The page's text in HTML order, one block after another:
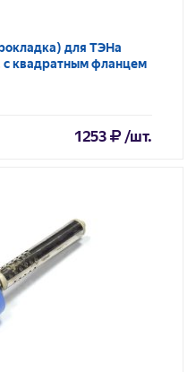
для ТЭНа
с квадратным фланцем
1253 /шт.